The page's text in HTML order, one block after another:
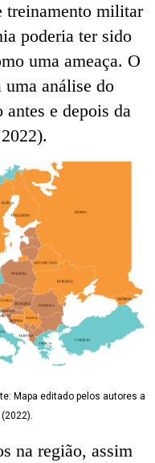
treinamento militar
poderia ter sido
uma ameaça. O
uma análise do
antes e depois da
Mapa editado pelos autores a
na região, assim